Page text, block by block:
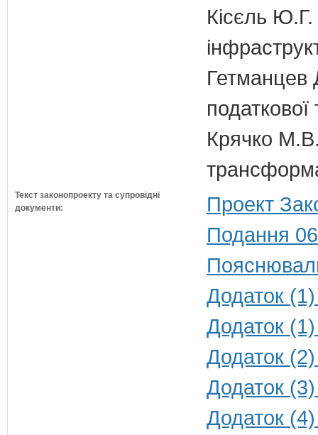
Кісєль Ю.Г.
Гетманцев
податкової
Крячко
Текст законопроекту та супровідні
документи:
Проект
Подання
Додаток
Додаток
Додаток
Додаток
Додаток